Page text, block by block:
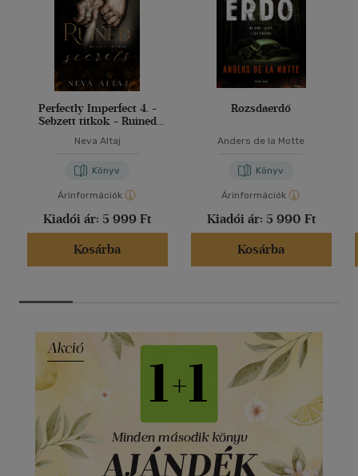
Perfectly Imperfect 4. -
Sebzett titkok - Ruined
Neva Altaj
Könyv
Árinformációk
Kiadói ár: 5 999 Ft
Kosárba
Rozsdaerdő
Anders de la Motte
Könyv
Árinformációk
Kiadói ár: 5 990 Ft
Kosárba